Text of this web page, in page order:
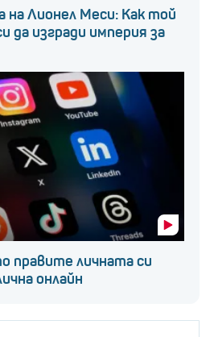
Лионел Меси: Как той
да изгради империя за
правите личната си
онлайн